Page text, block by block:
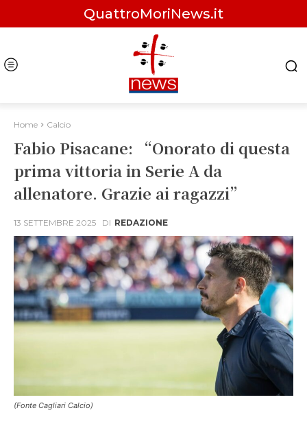
QuattroMoriNews.it
Home Calcio
Fabio Pisacane: “Onorato di questa
prima vittoria in Serie A da
allenatore. Grazie ai ragazzi”
13 SETTEMBRE 2025 DI REDAZIONE
(Fonte Cagliari Calcio)